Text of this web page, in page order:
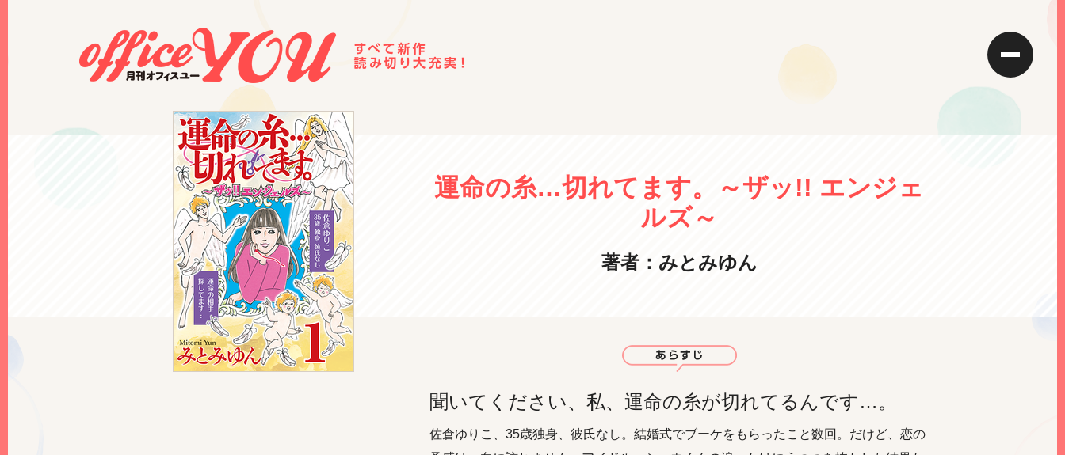
運命の糸…切れてます。～ザッ!! エンジェ
ルズ～
著者：みとみゆん
聞いてください、私、運命の糸が切れてるんです…。
佐倉ゆりこ、35歳独身、彼氏なし。結婚式でブーケをもらったこと数回。だけど、恋の